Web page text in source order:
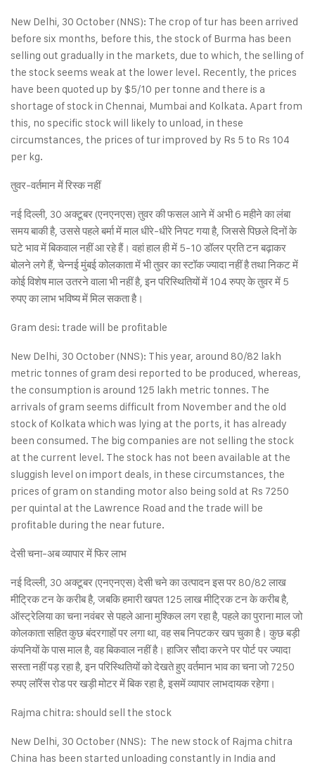
New Delhi, 30 October (NNS): The crop of tur has been arrived
before six months, before this, the stock of Burma has been
selling out gradually in the markets, due to which, the selling of
the stock seems weak at the lower level. Recently, the prices
have been quoted up by $5/10 per tonne and there is a
shortage of stock in Chennai, Mumbai and Kolkata. Apart from
this, no specific stock will likely to unload, in these
circumstances, the prices of tur improved by Rs 5 to Rs 104
per kg.
तुवर-वर्तमान में रिस्क नहीं
नई दिल्ली, 30 अक्टूबर (एनएनएस) तुवर की फसल आने में अभी 6 महीने का लंबा
समय बाकी है, उससे पहले बर्मा में माल धीरे-धीरे निपट गया है, जिससे पिछले दिनों के
घटे भाव में बिकवाल नहीं आ रहे हैं। वहां हाल ही में 5-10 डॉलर प्रति टन बढ़ाकर
बोलने लगे हैं, चेन्नई मुंबई कोलकाता में भी तुवर का स्टॉक ज्यादा नहीं है तथा निकट में
कोई विशेष माल उतरने वाला भी नहीं है, इन परिस्थितियों में 104 रुपए के तुवर में 5
रुपए का लाभ भविष्य में मिल सकता है।
Gram desi: trade will be profitable
New Delhi, 30 October (NNS): This year, around 80/82 lakh
metric tonnes of gram desi reported to be produced, whereas,
the consumption is around 125 lakh metric tonnes. The
arrivals of gram seems difficult from November and the old
stock of Kolkata which was lying at the ports, it has already
been consumed. The big companies are not selling the stock
at the current level. The stock has not been available at the
sluggish level on import deals, in these circumstances, the
prices of gram on standing motor also being sold at Rs 7250
per quintal at the Lawrence Road and the trade will be
profitable during the near future.
देसी चना-अब व्यापार में फिर लाभ
नई दिल्ली, 30 अक्टूबर (एनएनएस) देसी चने का उत्पादन इस पर 80/82 लाख
मीट्रिक टन के करीब है, जबकि हमारी खपत 125 लाख मीट्रिक टन के करीब है,
ऑस्ट्रेलिया का चना नवंबर से पहले आना मुश्किल लग रहा है, पहले का पुराना माल जो
कोलकाता सहित कुछ बंदरगाहों पर लगा था, वह सब निपटकर खप चुका है। कुछ बड़ी
कंपनियों के पास माल है, वह बिकवाल नहीं है। हाजिर सौदा करने पर पोर्ट पर ज्यादा
सस्ता नहीं पड़ रहा है, इन परिस्थितियों को देखते हुए वर्तमान भाव का चना जो 7250
रुपए लॉरेंस रोड पर खड़ी मोटर में बिक रहा है, इसमें व्यापार लाभदायक रहेगा।
Rajma chitra: should sell the stock
New Delhi, 30 October (NNS): The new stock of Rajma chitra
China has been started unloading constantly in India and